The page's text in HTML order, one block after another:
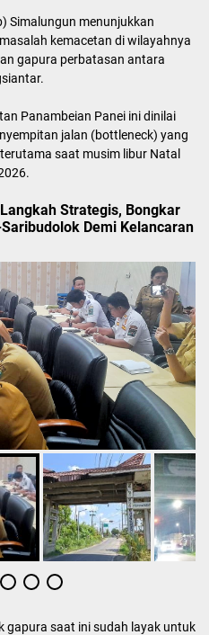
Simalungun menunjukkan
kemacetan di wilayahnya
gapura perbatasan antara
Panambeian Panei ini dinilai
jalan (bottleneck) yang
saat musim libur Natal
Strategis, Bongkar
Demi Kelancaran
gapura saat ini sudah layak untuk